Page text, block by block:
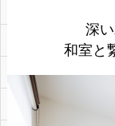
深
和室と